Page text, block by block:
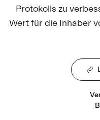
Protokolls zu
Wert für die Inhaber